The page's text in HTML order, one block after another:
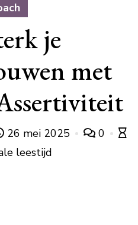
je
met
26 mei 2025
0
leestijd